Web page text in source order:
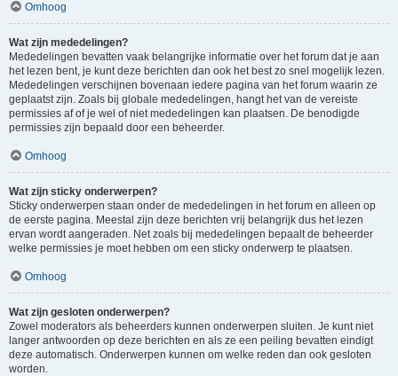
Omhoog
Wat zijn mededelingen?
Mededelingen bevatten vaak belangrijke informatie over het forum dat je aan
het lezen bent, je kunt deze berichten dan ook het best zo snel mogelijk lezen.
Mededelingen verschijnen bovenaan iedere pagina van het forum waarin ze
geplaatst zijn. Zoals bij globale mededelingen, hangt het van de vereiste
permissies af of je wel of niet mededelingen kan plaatsen. De benodigde
permissies zijn bepaald door een beheerder.
Omhoog
Wat zijn sticky onderwerpen?
Sticky onderwerpen staan onder de mededelingen in het forum en alleen op
de eerste pagina. Meestal zijn deze berichten vrij belangrijk dus het lezen
ervan wordt aangeraden. Net zoals bij mededelingen bepaalt de beheerder
welke permissies je moet hebben om een sticky onderwerp te plaatsen.
Omhoog
Wat zijn gesloten onderwerpen?
Zowel moderators als beheerders kunnen onderwerpen sluiten. Je kunt niet
langer antwoorden op deze berichten en als ze een peiling bevatten eindigt
deze automatisch. Onderwerpen kunnen om welke reden dan ook gesloten
worden.